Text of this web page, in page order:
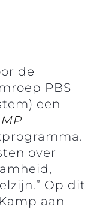
de
PBS
een
over
Op dit
aan